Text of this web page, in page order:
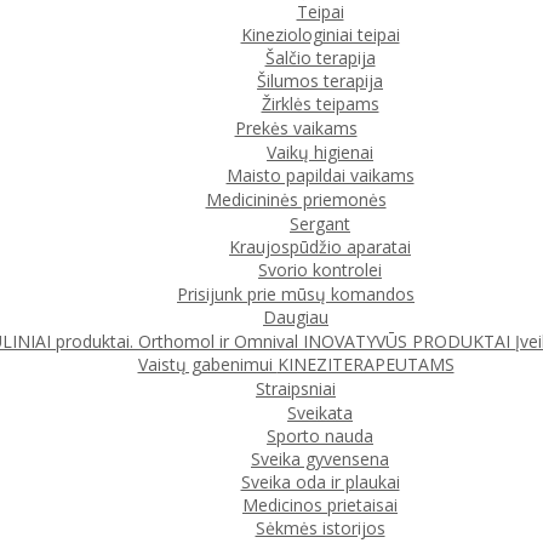
Teipai
Kineziologiniai teipai
Šalčio terapija
Šilumos terapija
Žirklės teipams
Prekės vaikams
Vaikų higienai
Maisto papildai vaikams
Medicininės priemonės
Sergant
Kraujospūdžio aparatai
Svorio kontrolei
Prisijunk prie mūsų komandos
Daugiau
produktai. Orthomol ir Omnival INOVATYVŪS PRODUKTAI
Vaistų gabenimui KINEZITERAPEUTAMS
Straipsniai
Sveikata
Sporto nauda
Sveika gyvensena
Sveika oda ir plaukai
Medicinos prietaisai
Sėkmės istorijos